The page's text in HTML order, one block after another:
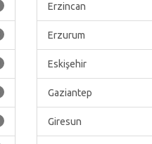
Erzincan
Erzurum
Eskişehir
Gaziantep
Giresun